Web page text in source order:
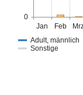
Jan Feb
0
Adult, männlich
Sonstige